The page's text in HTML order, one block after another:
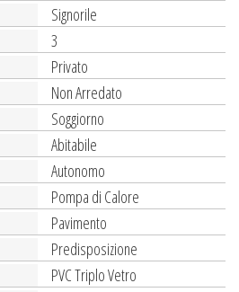
Signorile
3
Privato
Non Arredato
Soggiorno
Abitabile
Autonomo
Pompa di Calore
Pavimento
Predisposizione
PVC Triplo Vetro